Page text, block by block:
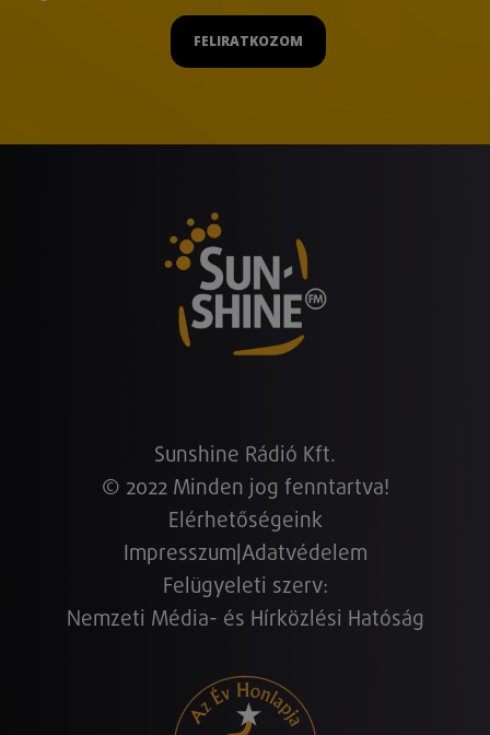
FELIRATKOZOM
Sunshine Rádió Kft.
© 2022 Minden jog fenntartva!
Elérhetőségeink
Impresszum Adatvédelem
Felügyeleti szerv:
Nemzeti Média- és Hírközlési Hatóság